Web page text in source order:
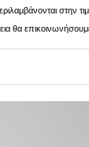
στην
θα